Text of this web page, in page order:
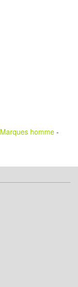
Marques homme -